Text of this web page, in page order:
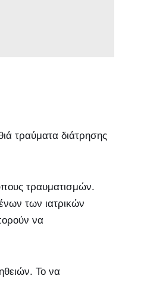
τραύματα διάτρησης
τραυματισμών.
των ιατρικών
να
Το να